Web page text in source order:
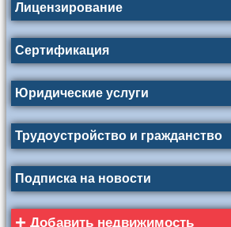
Лицензирование
Сертификация
Юридические услуги
Трудоустройство и гражданство
Подписка на новости
+ Добавить недвижимость